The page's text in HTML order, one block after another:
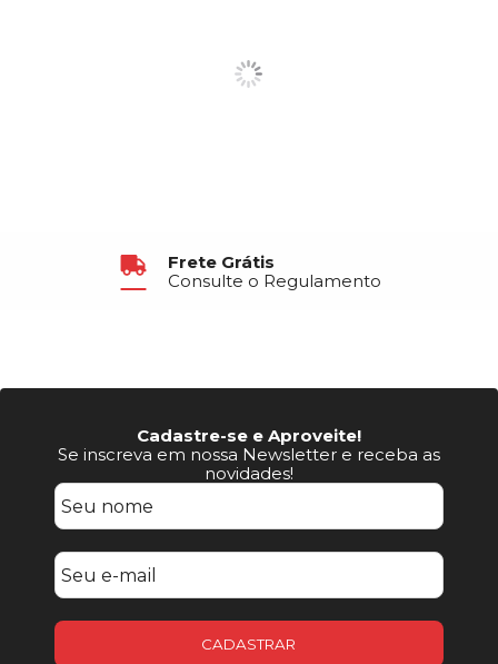
Frete Grátis
Consulte o Regulamento
Cadastre-se e Aproveite!
Se inscreva em nossa Newsletter e receba as
novidades!
CADASTRAR